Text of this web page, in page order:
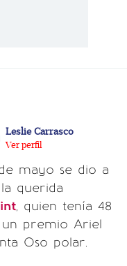
Leslie Carrasco
Ver perfil
mayo se dio a
querida
, quien tenía 48
premio Ariel
Oso polar.